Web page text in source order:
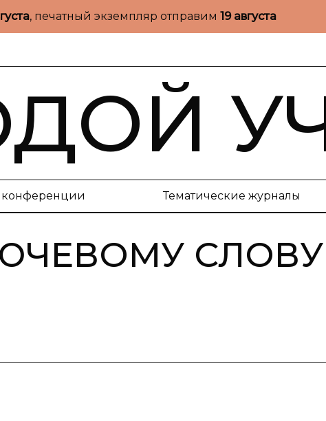
, печатный экземпляр отправим 19 августа
Тематические журналы
СЛОВУ